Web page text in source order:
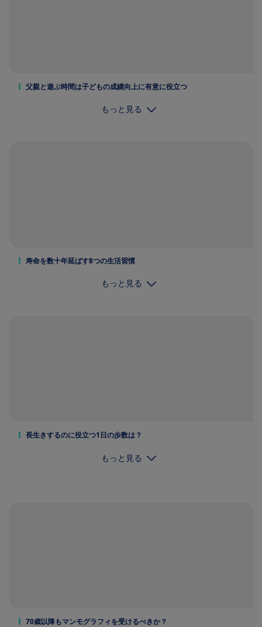
父親と遊ぶ時間は子どもの成績向上に有意に役立つ
もっと見る
寿命を数十年延ばす8つの生活習慣
もっと見る
長生きするのに役立つ1日の歩数は？
もっと見る
70歳以降もマンモグラフィを受けるべきか？